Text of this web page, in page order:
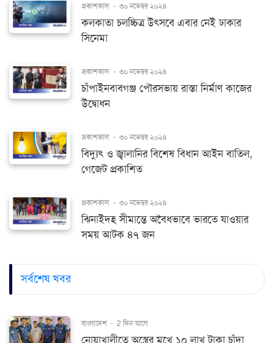
প্রকাশকাল - ৩০ নভেম্বর ২০২৪
কলকাতা চলচ্চিত্র উৎসবে এবার নেই ঢাকার
সিনেমা
প্রকাশকাল - ৩০ নভেম্বর ২০২৪
চাঁপাইনবাবগঞ্জ পৌরসভায় রাস্তা নির্মাণ কাজের
উদ্বোধন
প্রকাশকাল - ৩০ নভেম্বর ২০২৪
বিদ্যুৎ ও জ্বালানির বিশেষ বিধান আইন বাতিল,
গেজেট প্রকাশিত
প্রকাশকাল - ৩০ নভেম্বর ২০২৪
ঝিনাইদহ সীমান্তে অবৈধভাবে ভারতে যাওয়ার
সময় আটক ৪৭ জন
সর্বশেষ খবর
বাংলাদেশ - 2 দিন আগে
নোয়াখালীতে অস্ত্রের মুখে ১০ লাখ টাকা চাঁদা